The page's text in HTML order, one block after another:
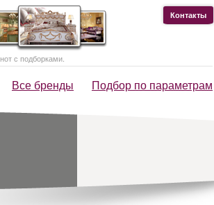
Все бренды Подбор по параметрам
Контакты
с подборками.